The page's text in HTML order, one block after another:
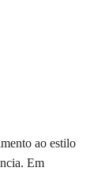
ao estilo
Em